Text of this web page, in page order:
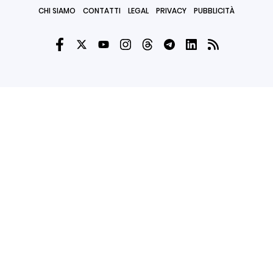
CHI SIAMO CONTATTI LEGAL PRIVACY PUBBLICITÀ